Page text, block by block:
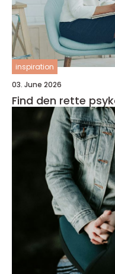
inspiration
03. June 2026
Find den rette